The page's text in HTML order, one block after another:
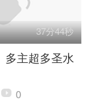
37分44秒
多主超多圣水
0